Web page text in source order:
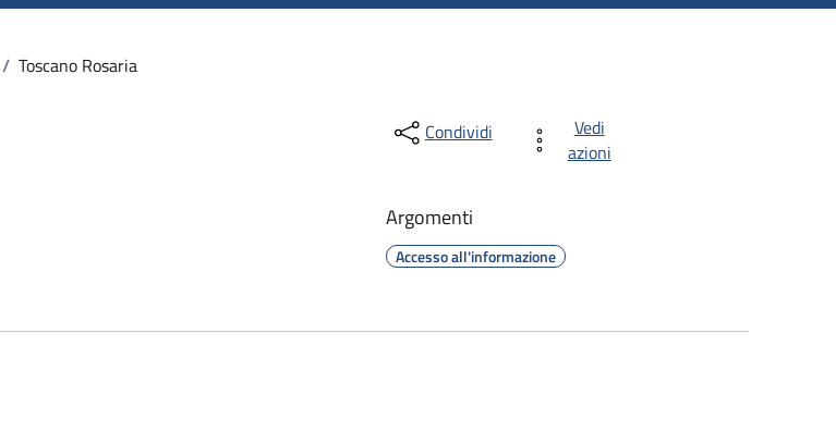
/ Toscano Rosaria
Condividi
Vedi
azioni
Argomenti
Accesso all'informazione